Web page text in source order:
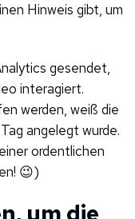
Hinweis gibt, um
gesendet,
interagiert.
werden, weiß die
angelegt wurde.
ordentlichen
😉)